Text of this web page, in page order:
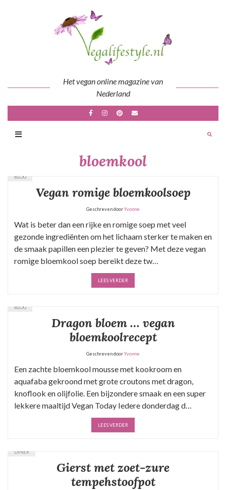
Het vegan online magazine van
Nederland
bloemkool
BLOG
Vegan romige bloemkoolsoep
Geschreven doorYvonne
Wat is beter dan een rijke en romige soep met veel
gezonde ingrediënten om het lichaam sterker te maken en
de smaak papillen een plezier te geven? Met deze vegan
romige bloemkool soep bereikt deze tw…
LEES VERDER
BLOG
Dragon bloem … vegan
bloemkoolrecept
Geschreven doorYvonne
Een zachte bloemkool mousse met kookroom en
aquafaba gekroond met grote croutons met dragon,
knoflook en olijfolie. Een bijzondere smaak en een super
lekkere maaltijd​ Vegan Today Iedere donderdag d…
LEES VERDER
DINER
Gierst met zoet-zure
tempehstoofpot